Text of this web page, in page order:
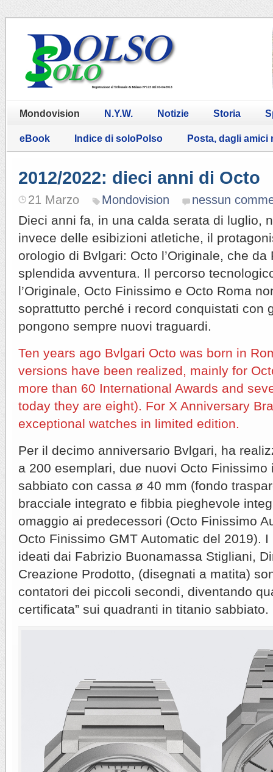
Mondovision N.Y.W. Notizie Storia
eBook Indice di soloPolso Posta, dagli amici
2012/2022: dieci anni di Octo
21 Marzo Mondovision nessun
Dieci anni fa, in una calda serata di luglio,
invece delle esibizioni atletiche, il
orologio di Bvlgari: Octo l’Originale, che
splendida avventura. Il percorso
l’Originale, Octo Finissimo e Octo Roma
soprattutto perché i record conquistati con
pongono sempre nuovi traguardi.
Ten years ago Bvlgari Octo was born in
versions have been realized, mainly for
more than 60 International Awards and
today they are eight). For X Anniversary
exceptional watches in limited edition.
Per il decimo anniversario Bvlgari, ha
a 200 esemplari, due nuovi Octo
sabbiato con cassa ø 40 mm (fondo
bracciale integrato e fibbia pieghevole
omaggio ai predecessori (Octo Finissimo
Octo Finissimo GMT Automatic del 2019).
ideati dai Fabrizio Buonamassa Stigliani,
Creazione Prodotto, (disegnati a matita)
contatori dei piccoli secondi, diventando
certificata” sui quadranti in titanio sabbiato.